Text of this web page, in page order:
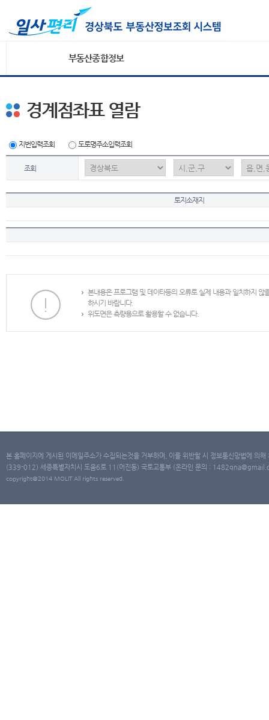
부동산종합정보
경계점좌표 열람
지번입력조회 도로명주소입력조회
조회
토지소재지
본내용은 프로그램 및 데이타등의 오류로 실제 내용과 일치하지
하시기 바랍니다.
위도면은 측량용으로 활용할 수 없습니다.
본 홈페이지에 게시된 이메일주소가 수집되는것을 거부하며, 이를 위반할 시 정보통신망법에 의
(339-012) 세종특별자치시 도움6로 11(어진동) 국토교통부 (온라인 문의 :
copyright@2014 MOLIT All rights reserved.